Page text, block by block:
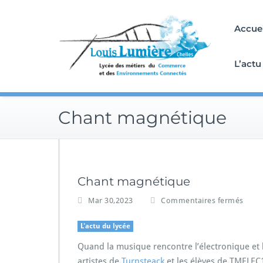
Chant magnétique
Chant magnétique
Mar 30,2023 Commentaires fermés
h
a
L'actu du lycée
Quand la musique rencontre l’électronique et